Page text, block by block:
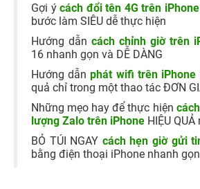
Gợi ý cách đổi tên 4G trên iPhone
bước làm SIÊU dễ thực hiện
Hướng dẫn cách chỉnh giờ trên
16 nhanh gọn và DỄ DÀNG
Hướng dẫnphát wifi trên iPhone
quả chỉ trong một thao tác ĐƠN
Những mẹo hay để thực hiện
lượng Zalo trên iPhone HIỆU QUẢ
BỎ TÚI NGAY cách hẹn giờ gửi
bằng điện thoại iPhone nhanh